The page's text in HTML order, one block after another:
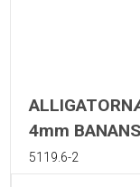
4mm
5119.6-2